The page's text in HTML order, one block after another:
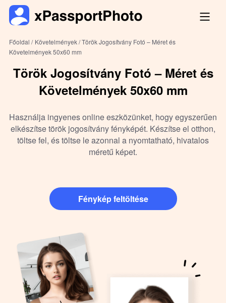
Főoldal / Követelmények /Török Jogosítvány Fotó – Méret és
Követelmények 50x60 mm
Török Jogosítvány Fotó – Méret és
Követelmények 50x60 mm
Használja ingyenes online eszközünket, hogy egyszerűen
elkészítse török jogosítvány fényképét. Készítse el otthon,
töltse fel, és töltse le azonnal a nyomtatható, hivatalos
méretű képet.
Fénykép feltöltése